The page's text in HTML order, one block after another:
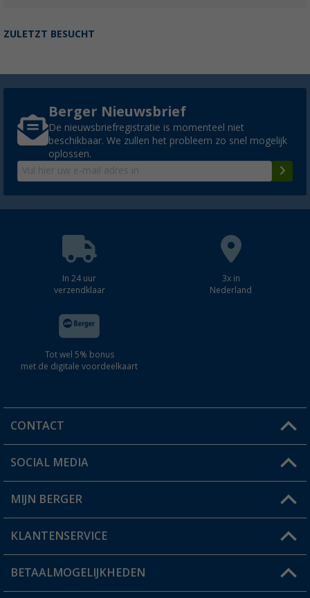
ZULETZT BESUCHT
Berger Nieuwsbrief
De nieuwsbriefregistratie is momenteel niet
beschikbaar. We zullen het probleem zo snel mogelijk
oplossen.
In 24 uur
verzendklaar
3x in
Nederland
Tot wel 5% bonus
met de digitale voordeelkaart
CONTACT
Een vraag?
Winkel vinden
SOCIAL MEDIA
MIJN BERGER
Mijn account
Status bestelling
KLANTENSERVICE
FAQ & Contact
BETAALMOGELIJKHEDEN